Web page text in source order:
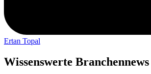
Ertan Topal
Wissenswerte Branchennews